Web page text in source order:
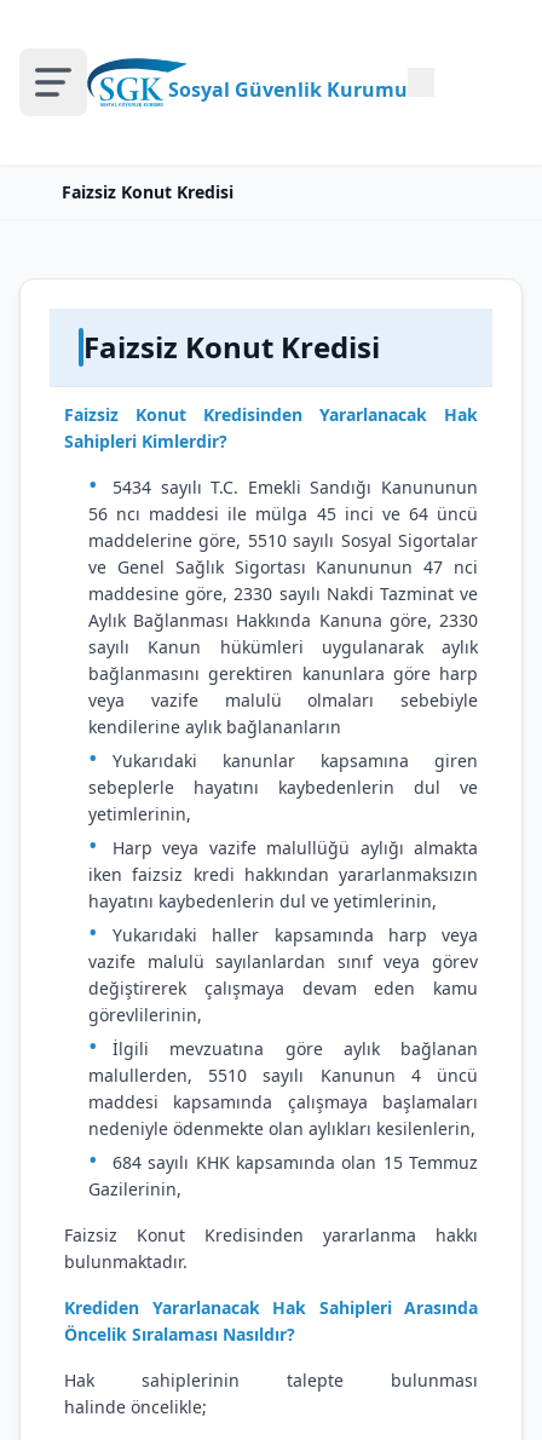
Sosyal Güvenlik Kurumu
Faizsiz Konut Kredisi
Faizsiz Konut Kredisi
Faizsiz Konut Kredisinden Yararlanacak Hak
Sahipleri Kimlerdir?
5434 sayılı T.C. Emekli Sandığı Kanununun
56 ncı maddesi ile mülga 45 inci ve 64 üncü
maddelerine göre, 5510 sayılı Sosyal Sigortalar
ve Genel Sağlık Sigortası Kanununun 47 nci
maddesine göre, 2330 sayılı Nakdi Tazminat ve
Aylık Bağlanması Hakkında Kanuna göre, 2330
sayılı Kanun hükümleri uygulanarak aylık
bağlanmasını gerektiren kanunlara göre harp
veya vazife malulü olmaları sebebiyle
kendilerine aylık bağlananların
Yukarıdaki kanunlar kapsamına giren
sebeplerle hayatını kaybedenlerin dul ve
yetimlerinin,
Harp veya vazife malullüğü aylığı almakta
iken faizsiz kredi hakkından yararlanmaksızın
hayatını kaybedenlerin dul ve yetimlerinin,
Yukarıdaki haller kapsamında harp veya
vazife malulü sayılanlardan sınıf veya görev
değiştirerek çalışmaya devam eden kamu
görevlilerinin,
İlgili mevzuatına göre aylık bağlanan
malullerden, 5510 sayılı Kanunun 4 üncü
maddesi kapsamında çalışmaya başlamaları
nedeniyle ödenmekte olan aylıkları kesilenlerin,
684 sayılı KHK kapsamında olan 15 Temmuz
Gazilerinin,
Faizsiz Konut Kredisinden yararlanma hakkı
bulunmaktadır.
Krediden Yararlanacak Hak Sahipleri Arasında
Öncelik Sıralaması Nasıldır?
Hak sahiplerinin talepte bulunması
halinde öncelikle;